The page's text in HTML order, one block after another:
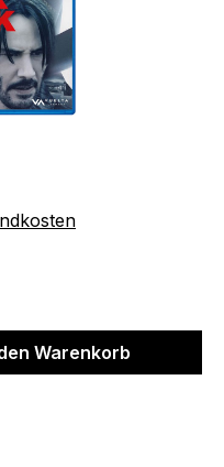
Warenkorb